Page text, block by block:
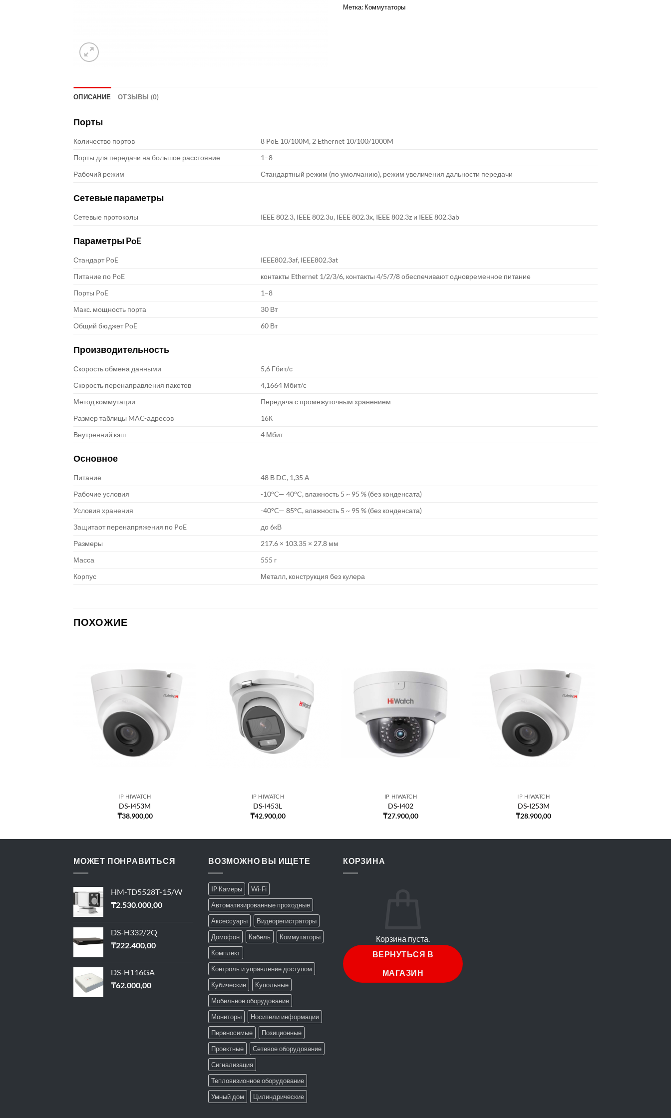
Метка: Коммутаторы
ОПИСАНИЕ ОТЗЫВЫ (0)
Порты
Количество портов
8 PoE 10/100M, 2 Ethernet 10/100/1000M
Порты для передачи на большое расстояние
1–8
Рабочий режим
Стандартный режим (по умолчанию), режим увеличения дальности передачи
Сетевые параметры
Сетевые протоколы IEEE 802.3, IEEE 802.3u, IEEE 802.3x, IEEE 802.3z и IEEE 802.3ab
Параметры PoE
Стандарт PoE
IEEE802.3af, IEEE802.3at
Питание по PoE
контакты Ethernet 1/2/3/6, контакты 4/5/7/8 обеспечивают одновременное питание
Порты PoE
1–8
Макс. мощность порта
30 Вт
Общий бюджет PoE
60 Вт
Производительность
Скорость обмена данными
5,6 Гбит/с
Скорость перенаправления пакетов
4,1664 Мбит/с
Метод коммутации
Передача с промежуточным хранением
Размер таблицы MAC-адресов
16К
Внутренний кэш
4 Мбит
Основное
Питание
48 В DC, 1,35 А
Рабочие условия
-10°C— 40°C, влажность 5 ~ 95 % (без конденсата)
Условия хранения
-40°C— 85°C, влажность 5 ~ 95 % (без конденсата)
Защитаот перенапряжения по PoE
до 6кВ
Размеры
217.6 × 103.35 × 27.8 мм
Масса
555 г
Корпус
Металл, конструкция без кулера
ПОХОЖИЕ
IP HIWATCH
DS-I453M
₸38.900,00
IP HIWATCH
DS-I453L
₸42.900,00
IP HIWATCH
DS-I402
₸27.900,00
IP HIWATCH
DS-I253M
₸28.900,00
МОЖЕТ ПОНРАВИТЬСЯ
HM-TD5528T-15/W
₸2.530.000,00
DS-H332/2Q
₸222.400,00
DS-H116GA
₸62.000,00
ВОЗМОЖНО ВЫ ИЩЕТЕ
IP Камеры
Wi-Fi
Автоматизированные проходные
Аксессуары
Видеорегистраторы
Домофон
Кабель
Коммутаторы
Комплект
Контроль и управление доступом
Кубические
Купольные
Мобильное оборудование
Мониторы
Носители информации
Переносимые
Позиционные
Проектные
Сетевое оборудование
Сигнализация
Тепловизионное оборудование
Умный дом
Цилиндрические
КОРЗИНА
Корзина пуста.
ВЕРНУТЬСЯ В
МАГАЗИН